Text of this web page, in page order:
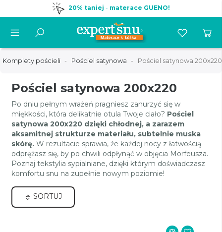
20% taniej - materace GUENO!
Komplety pościeli Pościel satynowa Pościel satynowa 200x220
Pościel satynowa 200x220
Po dniu pełnym wrażeń pragniesz zanurzyć się w
miękkości, która delikatnie otula Twoje ciało? Pościel
satynowa 200x220 dzięki chłodnej, a zarazem
aksamitnej strukturze materiału, subtelnie muska
skórę. W rezultacie sprawia, że każdej nocy z łatwością
odprężasz się, by po chwili odpłynąć w objęcia Morfeusza.
Poznaj tekstylia sypialniane, dzięki którym doświadczasz
komfortu snu na zupełnie nowym poziomie!
SORTUJ